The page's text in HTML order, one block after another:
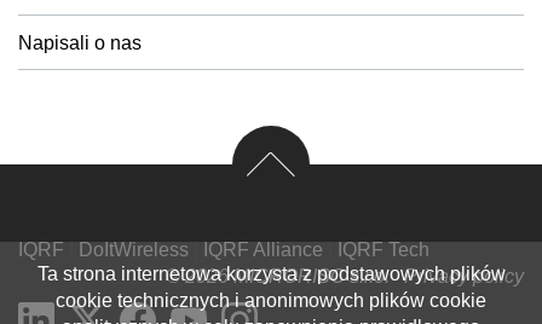
Napisali o nas
IQRF DoItWireless IQRF Alliance
IQRF Tech
© 2026 MICRORISC s.r.o.Privacy policy
Ta strona internetowa korzysta z podstawowych plików
cookie technicznych i anonimowych plików cookie